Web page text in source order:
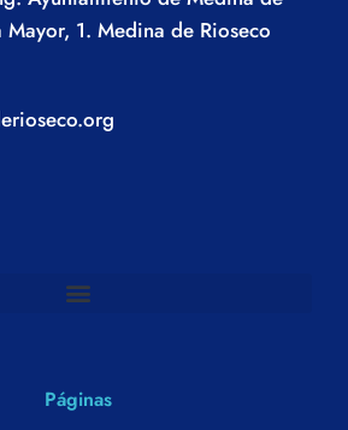
Mayor, 1. Medina de Rioseco
Páginas